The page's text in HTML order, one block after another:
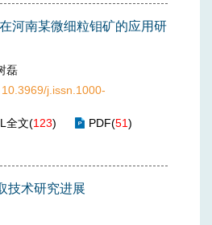
河南某微细粒钼矿的应用研
磊
10.3969/j.issn.1000-
全文(123) PDF(51)
技术研究进展